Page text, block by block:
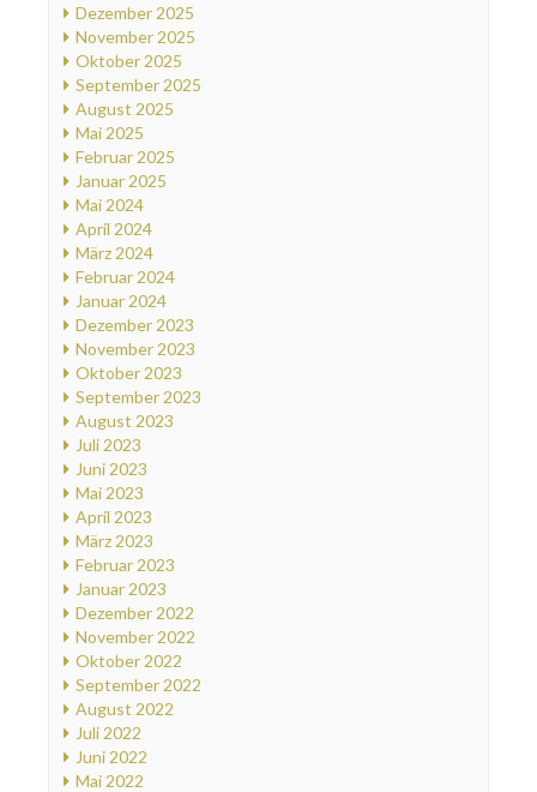
Dezember 2025
November 2025
Oktober 2025
September 2025
August 2025
Mai 2025
Februar 2025
Januar 2025
Mai 2024
April 2024
März 2024
Februar 2024
Januar 2024
Dezember 2023
November 2023
Oktober 2023
September 2023
August 2023
Juli 2023
Juni 2023
Mai 2023
April 2023
März 2023
Februar 2023
Januar 2023
Dezember 2022
November 2022
Oktober 2022
September 2022
August 2022
Juli 2022
Juni 2022
Mai 2022